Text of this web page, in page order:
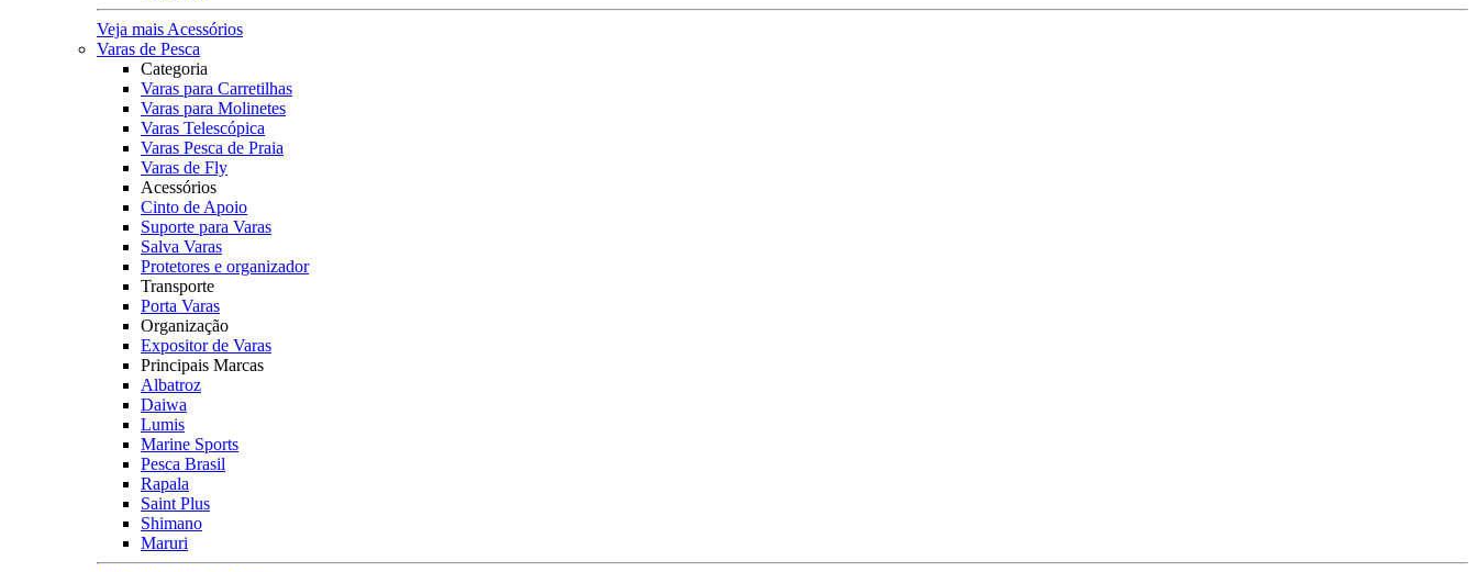
Veja mais Acessórios
Varas de Pesca
Categoria
Varas para Carretilhas
Varas para Molinetes
Varas Telescópica
Varas Pesca de Praia
Varas de Fly
Acessórios
Cinto de Apoio
Suporte para Varas
Salva Varas
Protetores e organizador
Transporte
Porta Varas
Organização
Expositor de Varas
Principais Marcas
Albatroz
Daiwa
Lumis
Marine Sports
Pesca Brasil
Rapala
Saint Plus
Shimano
Maruri